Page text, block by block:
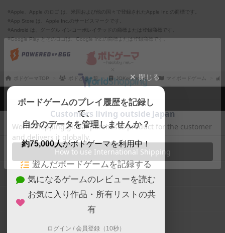
※Apple、Apple のロゴ は、米国および他の国々で登録されたApple Inc.の商標です。
※App Store は、Apple Inc.のサービスマークです。
※Android は、グーグル インコーポレイテッドの商標または登録商標です。
※Google Play とそのロゴは、Google Inc.の商標または登録商標です。
ボドゲーマTOP ボドとも一覧 JOKer Project マイボードゲーム
閉じる
ボードゲームのプレイ履歴を記録し
て、
自分のデータを管理しませんか？
約75,000人がボドゲーマを利用中！
遊んだボードゲームを記録する
気になるゲームのレビューを読む
お気に入り作品・所有リストの共
有
ログイン / 会員登録（10秒）
ボドゲーマTOP
ボードゲームを検索する
ボードゲームの新着レビュー
ボードゲーム会情報
メカニクス特集
掲示板・トピックス